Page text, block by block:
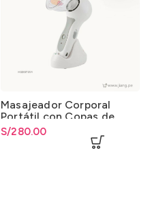
Masajeador Corporal
Portátil con Copas de
Succión
S/280.00